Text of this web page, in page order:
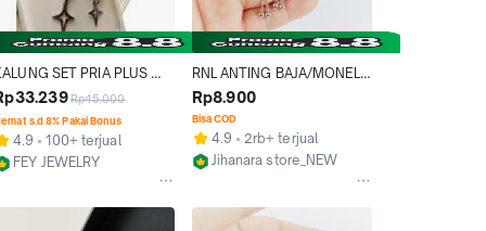
SET PRIA PLUS
JEPIT PRIA LIONTIN
BINTANG BONUS CINCIN
PUTIH STAINLESS STEEL
Rantai Besi Monel
Rp45.000
s.d 8% Pakai Bonus
4.9
100+ terjual
FEY JEWELRY
RNL ANTING BAJA/MONEL
MODEL JURAI TIDAK
LUNTUR DAN TIDAK GATAL
Rp8.900
Bisa COD
4.9
2rb+ terjual
Jihanara store_NEW